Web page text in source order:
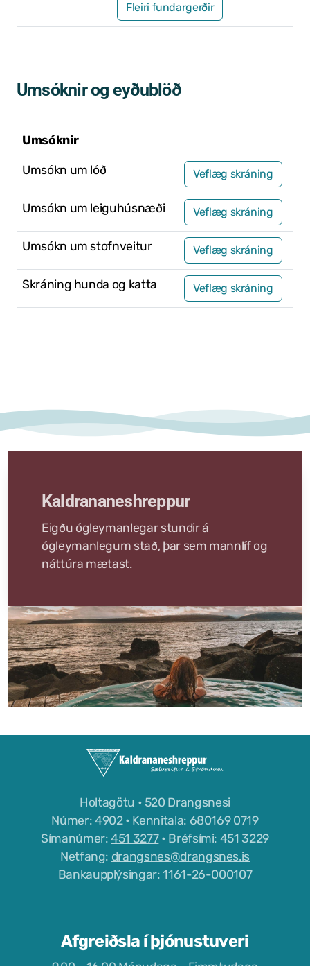
Fleiri fundargerðir
Umsóknir og eyðublöð
Umsóknir
Umsókn um lóð Veflæg skráning
Umsókn um leiguhúsnæði Veflæg skráning
Umsókn um stofnveitur Veflæg skráning
Skráning hunda og katta Veflæg skráning
Kaldrananeshreppur
Eigðu ógleymanlegar stundir á
ógleymanlegum stað, þar sem mannlíf og
náttúra mætast.
Holtagötu • 520 Drangsnesi
Númer: 4902 • Kennitala: 680169 0719
Símanúmer:451 3277• Bréfsími: 451 3229
Netfang: drangsnes@drangsnes.is
Bankaupplýsingar: 1161-26-000107
Afgreiðsla í þjónustuveri
Útgerðarfélagið Skúli
Gvendarlaug hins góða
Pottarnir á Drangsnesi
Verslunarfélag Drangsness
Samkomuhúsið Baldur
Veitingastaðir